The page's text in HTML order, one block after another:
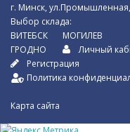
г. Минск, ул.Промышленная,
Выбор склада:
ВИТЕБСК
ГРОДНО
МОГИЛЕВ
Личный
Регистрация
Политика
Карта сайта